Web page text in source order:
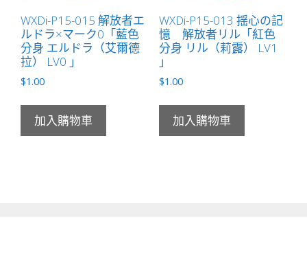
WXDi-P15-015 解放者エ
ルドラ×マーク0「藍色
分身 エルドラ（艾爾德
拉） LV0 」
$1.00
加入購物車
WXDi-P15-013 揺心の記
憶 解放者リル「紅色
分身 リル（莉露） LV1
」
$1.00
加入購物車